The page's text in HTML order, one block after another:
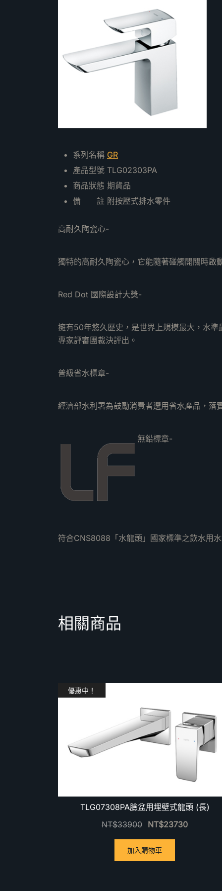
系列名稱 GR
產品型號 TLG02303PA
商品狀態 期貨品
備 註 附按壓式排水零件
高耐久陶瓷心-
獨特的高耐久陶瓷心，它能隨著碰觸開關時啟
Red Dot 國際設計大獎-
擁有50年悠久歷史，是世界上規模最大，水
專家評審團裁決評出。
普級省水標章-
經濟部水利署為鼓勵消費者選用省水產品，落
無鉛標章-
符合CNS8088「水龍頭」國家標準之飲水用
相關商品
優惠中！
TLG07308PA臉盆用埋壁式龍頭 (長)
NT$33900 NT$23730
加入購物車